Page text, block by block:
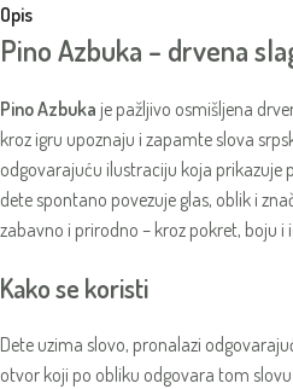
Opis
Pino Azbuka – drvena
Pino Azbuka je pažljivo osmišljena
kroz igru upoznaju i zapamte slova
odgovarajuću ilustraciju koja prikazuje
dete spontano povezuje glas, oblik i
zabavno i prirodno – kroz pokret, boju i
Kako se koristi
Dete uzima slovo, pronalazi
otvor koji po obliku odgovara tom